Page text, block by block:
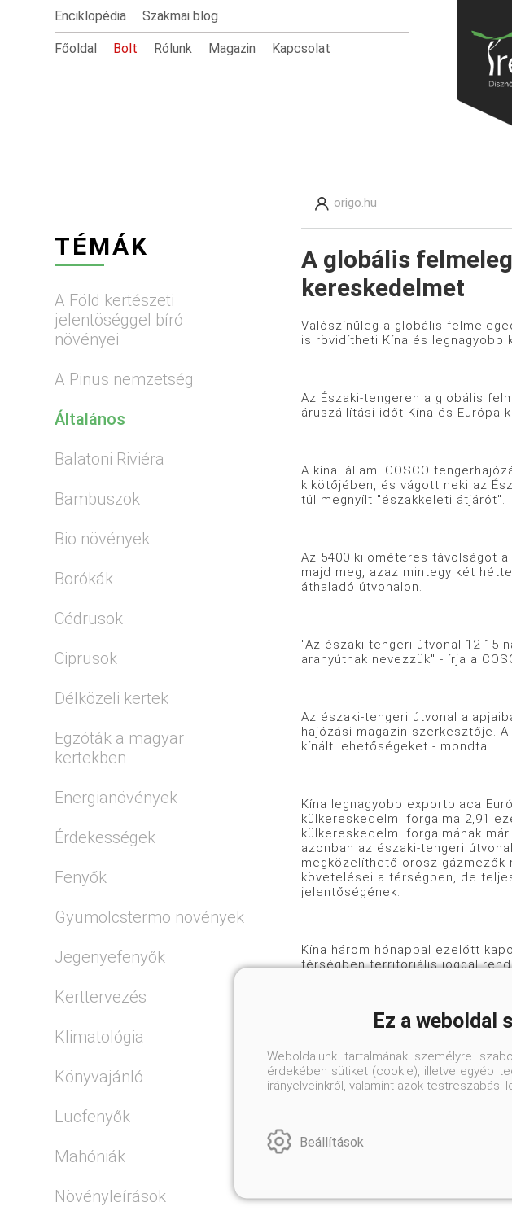
Enciklopédia Szakmai blog
Főoldal Bolt Rólunk Magazin Kapcsolat
TÉMÁK
A Föld kertészeti
jelentöséggel bíró
növényei
A Pinus nemzetség
Általános
Balatoni Riviéra
Bambuszok
Bio növények
Borókák
Cédrusok
Ciprusok
Délközeli kertek
Egzóták a magyar
kertekben
Energianövények
Érdekességek
Fenyők
Gyümölcstermö növények
Jegenyefenyők
Kerttervezés
Klimatológia
Könyvajánló
Lucfenyők
Mahóniák
Növényleírások
origo.hu
A globális
kereskedelmet
Valószínűleg a globális
is rövidítheti Kína és
Az Északi-tengeren a globális
áruszállítási időt Kína és Európa
A kínai állami COSCO
kikötőjében, és vágott neki az
túl megnyílt "északkeleti átjárót".
Az 5400 kilométeres távolságot
majd meg, azaz mintegy két
áthaladó útvonalon.
"Az északi-tengeri útvonal 12-15
aranyútnak nevezzük" - írja a
Az északi-tengeri útvonal
hajózási magazin szerkesztője.
kínált lehetőségeket - mondta.
Kína legnagyobb exportpiaca
külkereskedelmi forgalma 2,91
külkereskedelmi forgalmának
azonban az északi-tengeri
megközelíthető orosz gázmezők
követelései a térségben, de
jelentőségének.
Kína három hónappal ezelőtt
térségben territoriális joggal
Kanada, Dánia, Finnország,
Az északi-tengeri útvonal
elolvadt jégpáncélnak
kikötési lehetőségek, így
Ez a weboldal
Weboldalunk tartalmának személyre
érdekében sütiket (cookie), illetve egyéb
irányelveinkről, valamint azok
Beállítások